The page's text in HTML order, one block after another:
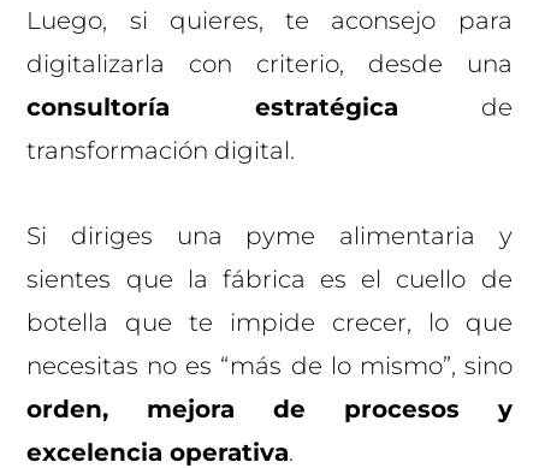
Luego, si quieres, te aconsejo para
digitalizarla con criterio, desde una
consultoría estratégica de
transformación digital.
Si diriges una pyme alimentaria y
sientes que la fábrica es el cuello de
botella que te impide crecer, lo que
necesitas no es “más de lo mismo”, sino
orden, mejora de procesos y
excelencia operativa.